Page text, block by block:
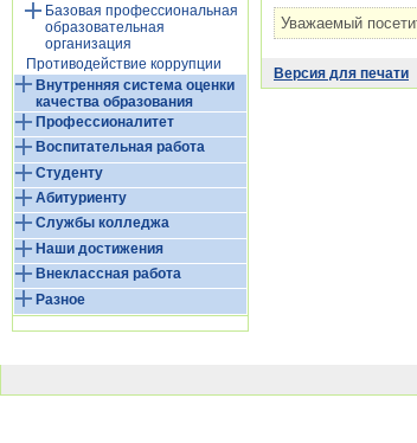
Базовая профессиональная
образовательная
организация
Противодействие коррупции
Внутренняя система оценки
качества образования
Профессионалитет
Воспитательная работа
Студенту
Абитуриенту
Службы колледжа
Наши достижения
Внеклассная работа
Разное
Уважаемый
Версия для печати